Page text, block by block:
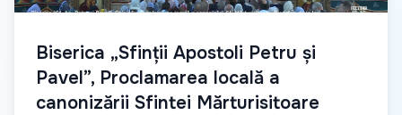
Biserica „Sfinții Apostoli Petru și
Pavel”, Proclamarea locală a
canonizării Sfintei Mărturisitoare